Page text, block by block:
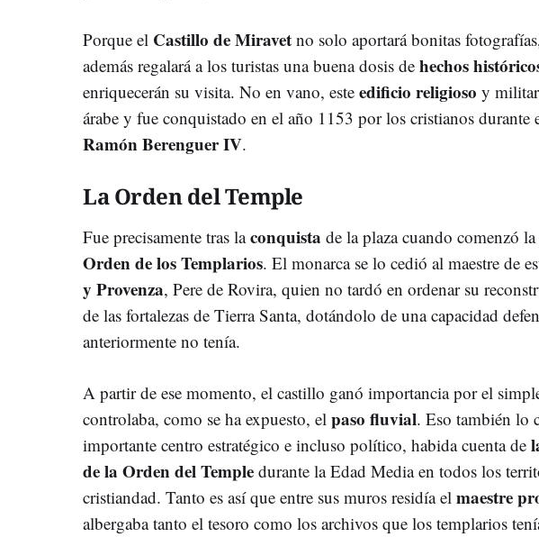
Porque el Castillo de Miravet no solo aportará bonitas
además regalará a los turistas una buena dosis de hechos
enriquecerán su visita. No en vano, este edificio religioso y
árabe y fue conquistado en el año 1153 por los cristianos durante
Ramón Berenguer IV.
La Orden del Temple
Fue precisamente tras laconquista de la plaza cuando comenzó
Orden de los Templarios. El monarca se lo cedió al maestre de
y Provenza, Pere de Rovira, quien no tardó en ordenar su
de las fortalezas de Tierra Santa, dotándolo de una capacidad
anteriormente no tenía.
A partir de ese momento, el castillo ganó importancia por el
controlaba, como se ha expuesto, el paso fluvial. Eso también lo
importante centro estratégico e incluso político, habida cuenta de
de la Orden del Temple durante la Edad Media en todos los
cristiandad. Tanto es así que entre sus muros residía el maestre
albergaba tanto el tesoro como los archivos que los templarios